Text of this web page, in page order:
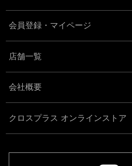
会員登録・マイページ
店舗一覧
会社概要
クロスプラス オンラインストア